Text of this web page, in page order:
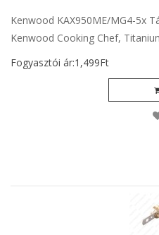
Kenwood KAX950ME/MG4-5x
Kenwood Cooking Chef,
Fogyasztói ár:1,499Ft